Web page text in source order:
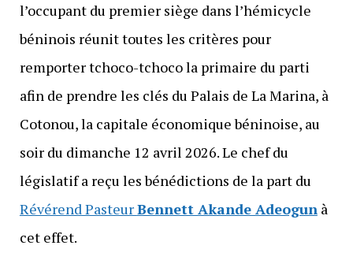
l’occupant du premier siège dans l’hémicycle
béninois réunit toutes les critères pour
remporter tchoco-tchoco la primaire du parti
afin de prendre les clés du Palais de La Marina, à
Cotonou, la capitale économique béninoise, au
soir du dimanche 12 avril 2026. Le chef du
législatif a reçu les bénédictions de la part du
Révérend PasteurBennett Akande Adeogunà
cet effet.